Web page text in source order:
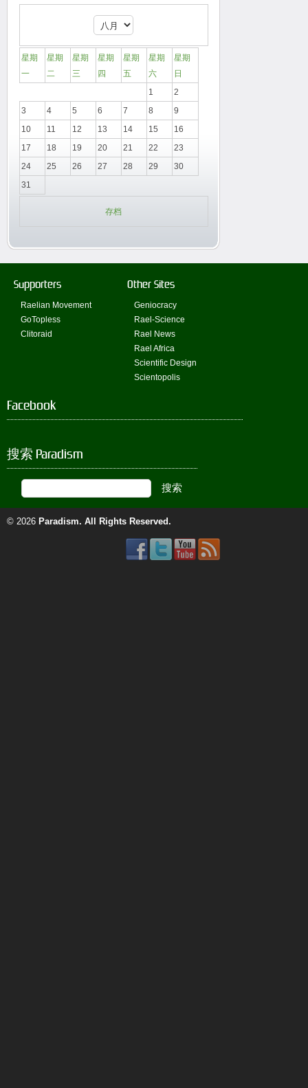
星期
一
星期
二
星期
三
星期
四
星期
五
星期
六
星期
日
1
2
3
4 5 6 7 8
9
10
11 12 13 14 15
16
17
18 19 20 21 22
23
24
25 26 27 28 29
30
31
存档
Supporters
Raelian Movement
GoTopless
Clitoraid
Other Sites
Geniocracy
Rael-Science
Rael News
Rael Africa
Scientific Design
Scientopolis
Facebook
搜索 Paradism
© 2026 Paradism. All Rights Reserved.